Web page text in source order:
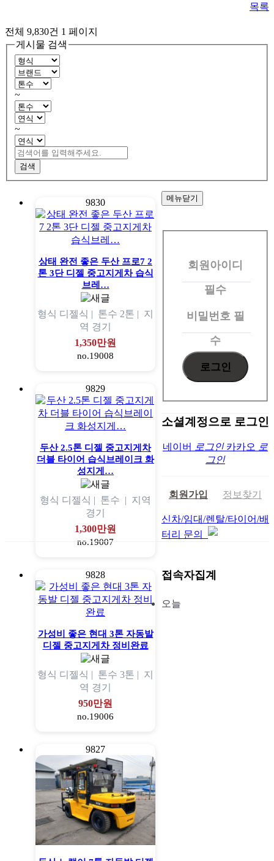
목록
전체 9,830건 1 페이지
게시물 검색
~
~
검색
9830
상태 완전 좋은 두산 프로7 2
톤 3단 디젤 중고지게차 습식
브레…
형식 디젤식 | 톤수 2톤 | 지
역 경기
1,350만원
no.19008
9829
두산 2.5톤 디젤 중고지게차
더블 타이어 습식브레이크 화
성지게…
형식 디젤식 | 톤수 | 지역
경기
1,300만원
no.19007
9828
가성비 좋은 현대 3톤 자동발
디젤 중고지게차 정비완료
형식 디젤식 | 톤수 3톤 | 지
역 경기
950만원
no.19006
9827
메뉴닫기
회
회원아이디
필수
비밀번호 필
수
소셜계정으로 로그인
네이버 로그인 카카오 로
그인
회원가입 정보찾기
신차/임대/렌탈/타이어/배
터리 문의
접속자집계
오늘